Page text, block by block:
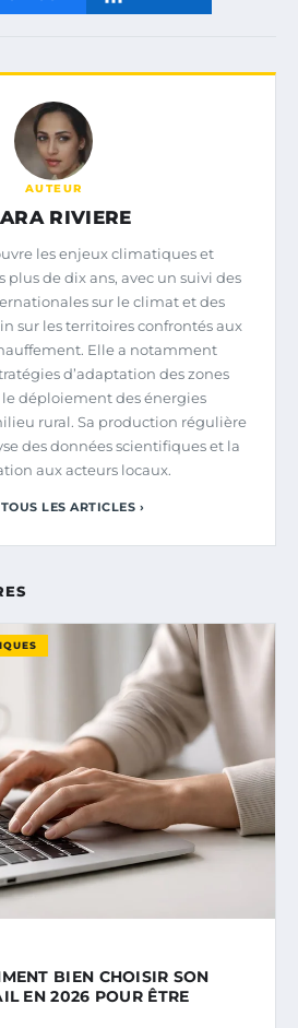
AUTEUR
RIVIERE
les enjeux climatiques et
de dix ans, avec un suivi des
sur le climat et des
sur les territoires confrontés aux
Elle a notamment
d’adaptation des zones
le déploiement des énergies
rural. Sa production régulière
des données scientifiques et la
aux acteurs locaux.
LES ARTICLES ›
BIEN CHOISIR SON
EN 2026 POUR ÊTRE